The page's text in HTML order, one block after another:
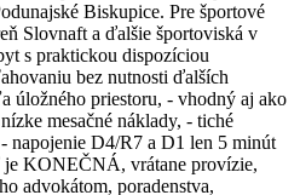
Biskupice. Pre športové
Slovnaft a ďalšie športoviská v
s praktickou dispozíciou
bez nutnosti ďalších
úložného priestoru, - vhodný aj ako
mesačné náklady, - tiché
napojenie D4/R7 a D1 len 5 minút
je KONEČNÁ, vrátane provízie,
advokátom, poradenstva,